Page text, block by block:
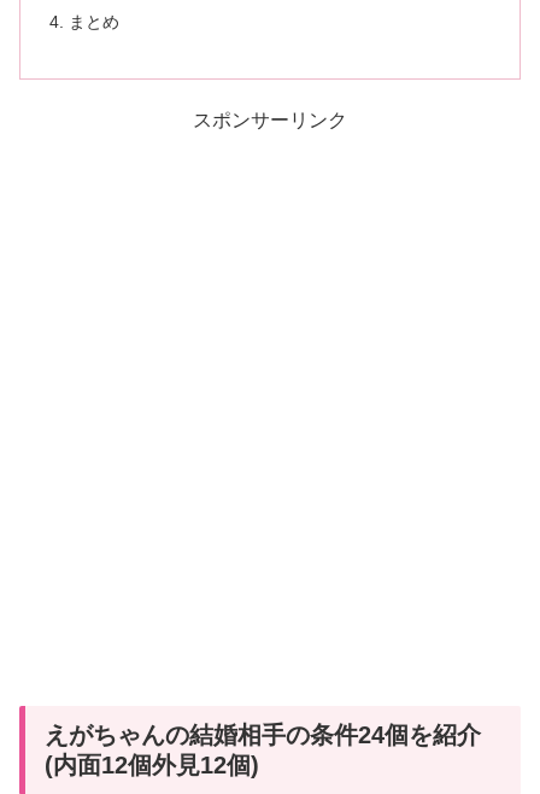
まとめ
スポンサーリンク
えがちゃんの結婚相手の条件24個を紹介
(内面12個外見12個)